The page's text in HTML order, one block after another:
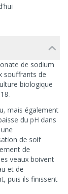
de sodium
souffrants de
biologique
mais également
du pH dans
de soif
de
veaux boivent
et de
puis ils finissent